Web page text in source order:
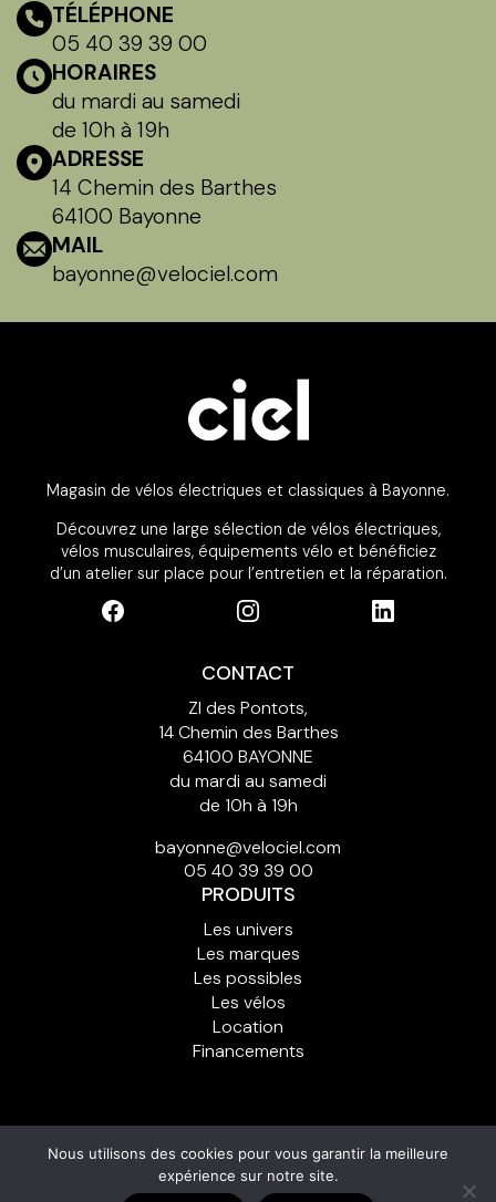
TÉLÉPHONE
05 40 39 39 00
HORAIRES
du mardi au samedi
de 10h à 19h
ADRESSE
14 Chemin des Barthes
64100 Bayonne
MAIL
bayonne@velociel.com
Magasin de vélos électriques et classiques à Bayonne.
Découvrez une large sélection de vélos électriques,
vélos musculaires, équipements vélo et bénéficiez
d’un atelier sur place pour l’entretien et la réparation.
CONTACT
ZI des Pontots,
14 Chemin des Barthes
64100 BAYONNE
du mardi au samedi
de 10h à 19h
bayonne@velociel.com
05 40 39 39 00
PRODUITS
Les univers
Les marques
Les possibles
Les vélos
Location
Financements
compte client
Cont
act
Plan du
site
Mentions
légales
Politique de
cookies (UE)
Nous utilisons des cookies pour vous garantir la meilleure
expérience sur notre site.